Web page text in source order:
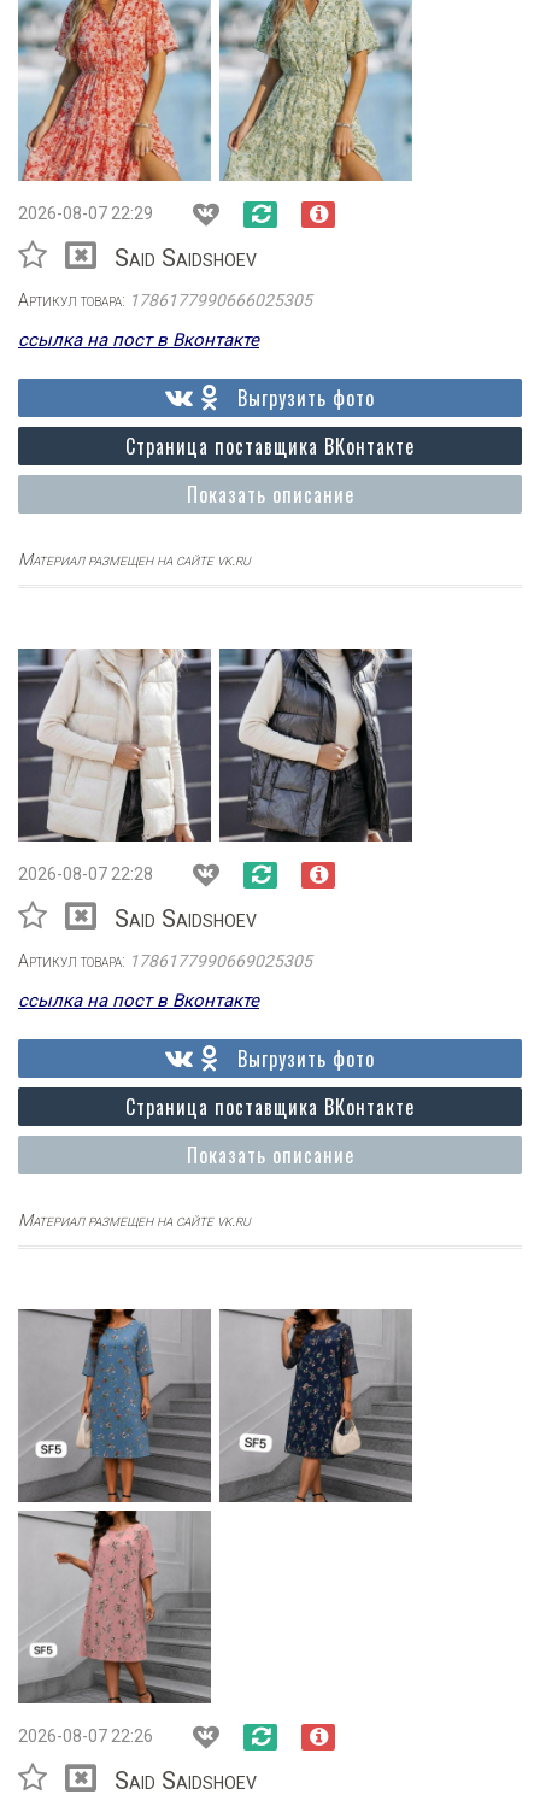
2026-08-07 22:29
Said Saidshoev
Артикул товара: 1786177990666025305
ссылка на пост в Вконтакте
Показать описание
Страница поставщика ВКонтакте
Выгрузить фото
Материал размещен на сайте vk.ru
2026-08-07 22:28
Said Saidshoev
Артикул товара: 1786177990669025305
ссылка на пост в Вконтакте
Показать описание
Страница поставщика ВКонтакте
Выгрузить фото
Материал размещен на сайте vk.ru
2026-08-07 22:26
Said Saidshoev